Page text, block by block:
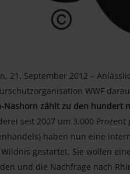
21. September 2012 –
WWF
Nashorn zählt zu den hundert
seit 2007 um 3.000 Prozent
haben nun eine
gestartet. Sie wollen
und die Nachfrage nach